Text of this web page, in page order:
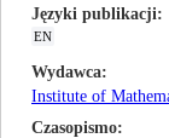
Języki publikacji
EN
Wydawca
Institute of
Czasopismo